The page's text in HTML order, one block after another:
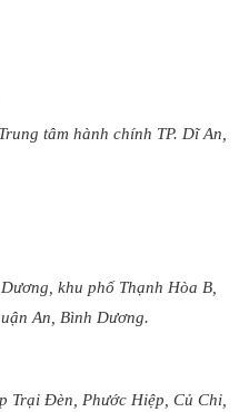
tâm hành chính TP. Dĩ An,
khu phố Thạnh Hòa B,
An, Bình Dương.
Trại Đèn, Phước Hiệp, Củ Chi,